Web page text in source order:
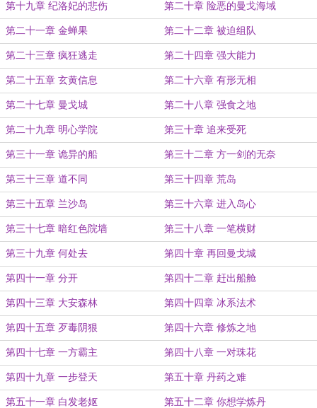
第十九章 纪洛妃的悲伤 第二十章 险恶的曼戈海域
第二十一章 金蝉果 第二十二章 被迫组队
第二十三章 疯狂逃走 第二十四章 强大能力
第二十五章 玄黄信息 第二十六章 有形无相
第二十七章 曼戈城 第二十八章 强食之地
第二十九章 明心学院 第三十章 追来受死
第三十一章 诡异的船 第三十二章 方一剑的无奈
第三十三章 道不同 第三十四章 荒岛
第三十五章 兰沙岛 第三十六章 进入岛心
第三十七章 暗红色院墙 第三十八章 一笔横财
第三十九章 何处去 第四十章 再回曼戈城
第四十一章 分开 第四十二章 赶出船舱
第四十三章 大安森林 第四十四章 冰系法术
第四十五章 歹毒阴狠 第四十六章 修炼之地
第四十七章 一方霸主 第四十八章 一对珠花
第四十九章 一步登天 第五十章 丹药之难
第五十一章 白发老妪 第五十二章 你想学炼丹